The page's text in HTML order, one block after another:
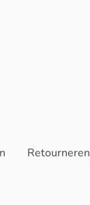
Retourneren